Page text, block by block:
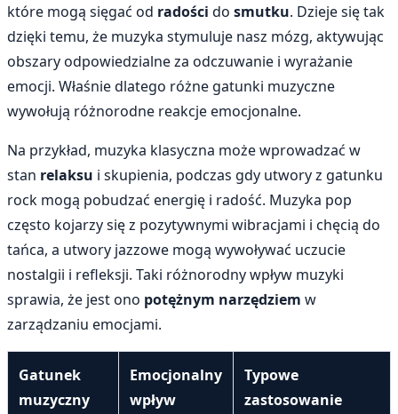
które mogą sięgać od radości do smutku. Dzieje się tak
dzięki temu, że muzyka stymuluje nasz mózg, aktywując
obszary odpowiedzialne za odczuwanie i wyrażanie
emocji. Właśnie dlatego różne gatunki muzyczne
wywołują różnorodne reakcje emocjonalne.
Na przykład, muzyka klasyczna może wprowadzać w
stan relaksu i skupienia, podczas gdy utwory z gatunku
rock mogą pobudzać energię i radość. Muzyka pop
często kojarzy się z pozytywnymi wibracjami i chęcią do
tańca, a utwory jazzowe mogą wywoływać uczucie
nostalgii i refleksji. Taki różnorodny wpływ muzyki
sprawia, że jest ono potężnym narzędziem w
zarządzaniu emocjami.
Gatunek
muzyczny
Emocjonalny
wpływ
Typowe
zastosowanie